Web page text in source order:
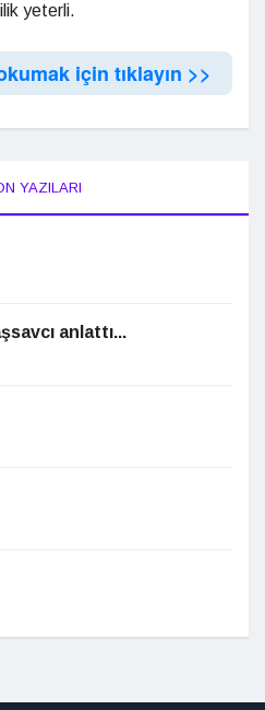
yeterli.
için tıklayın >>
YAZILARI
anlattı...